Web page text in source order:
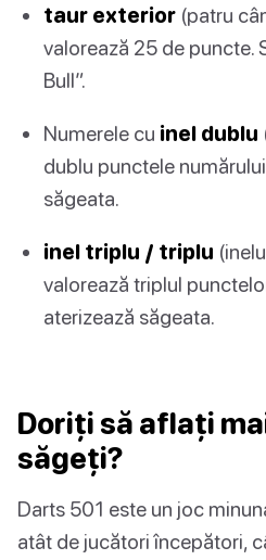
taur exterior (patru
valorează 25 de puncte.
Bull”.
Numerele cu inel dublu
dublu punctele
săgeata.
inel triplu / triplu
valorează triplul
aterizează săgeata.
Doriți să aflați
săgeți?
Darts 501 este un joc
atât de jucători începători,